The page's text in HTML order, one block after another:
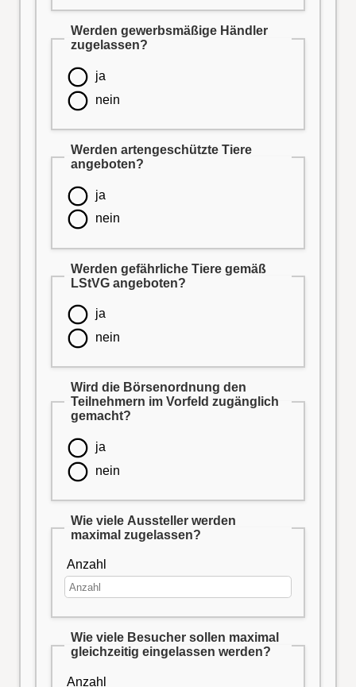
Werden gewerbsmäßige Händler
zugelassen?
ja
nein
Werden artengeschützte Tiere
angeboten?
ja
nein
Werden gefährliche Tiere gemäß
LStVG angeboten?
ja
nein
Wird die Börsenordnung den
Teilnehmern im Vorfeld zugänglich
gemacht?
ja
nein
Wie viele Aussteller werden
maximal zugelassen?
Anzahl
Wie viele Besucher sollen maximal
gleichzeitig eingelassen werden?
Anzahl